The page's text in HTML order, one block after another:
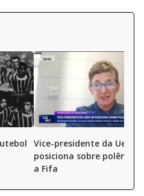
Vice-presidente da Uefa
posiciona sobre polêmica
a Fifa